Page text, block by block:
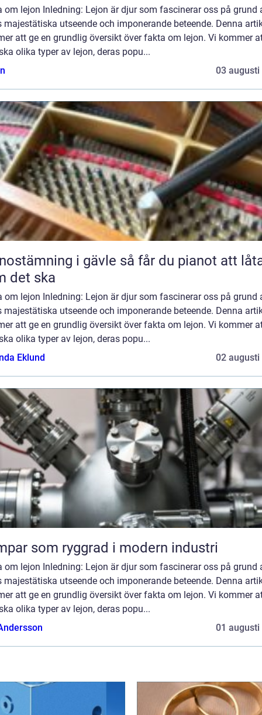
om lejon Inledning: Lejon är djur som fascinerar oss på grund
majestätiska utseende och imponerande beteende. Denna
att ge en grundlig översikt över fakta om lejon. Vi kommer
olika typer av lejon, deras popu...
03 augusti
i gävle så får du pianot att låta
det ska
om lejon Inledning: Lejon är djur som fascinerar oss på grund
majestätiska utseende och imponerande beteende. Denna
att ge en grundlig översikt över fakta om lejon. Vi kommer
olika typer av lejon, deras popu...
Eklund
02 augusti
som ryggrad i modern industri
om lejon Inledning: Lejon är djur som fascinerar oss på grund
majestätiska utseende och imponerande beteende. Denna
att ge en grundlig översikt över fakta om lejon. Vi kommer
olika typer av lejon, deras popu...
01 augusti